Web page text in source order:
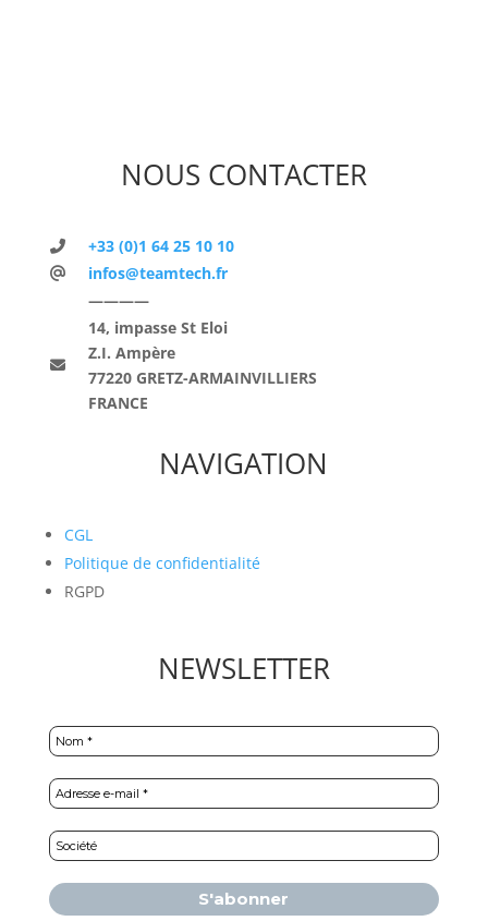
NOUS CONTACTER
+33 (0)1 64 25 10 10
infos@teamtech.fr
————
14, impasse St Eloi
Z.I. Ampère
77220 GRETZ-ARMAINVILLIERS
FRANCE
NAVIGATION
CGL
Politique de confidentialité
RGPD
NEWSLETTER